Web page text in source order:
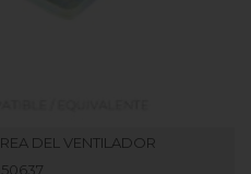
DEL VENTILADOR